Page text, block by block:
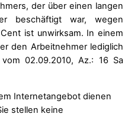
der über einen langen
beschäftigt war, wegen
ist unwirksam. In einem
den Arbeitnehmer lediglich
02.09.2010, Az.: 16 Sa
Internetangebot dienen
stellen keine